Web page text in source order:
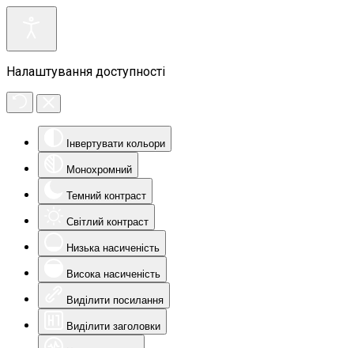
Налаштування доступності
Інвертувати кольори
Монохромний
Темний контраст
Світлий контраст
Низька насиченість
Висока насиченість
Виділити посилання
Виділити заголовки